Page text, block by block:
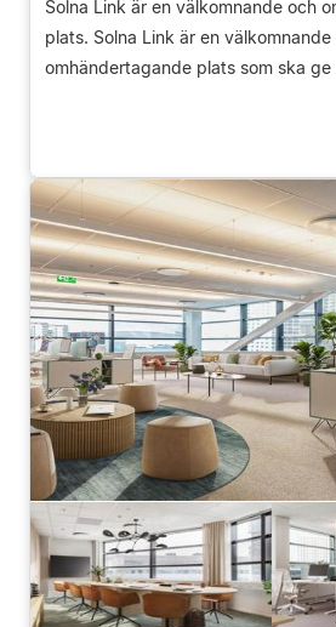
Solna Link är en välkomnande och
plats. Solna Link är en välkomnande
omhändertagande plats som ska